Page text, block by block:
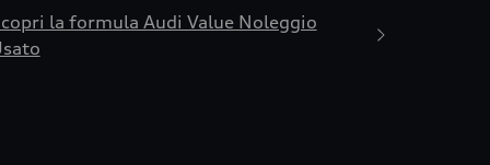
la formula Audi Value Noleggio